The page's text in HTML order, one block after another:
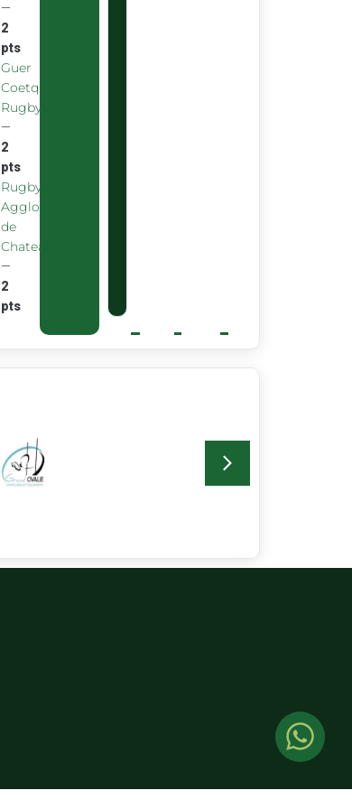
—
2
pts
Guer
Coetquidan
Rugby
—
2
pts
Rugby
Agglomeration
de
Chateaubourg
—
2
pts